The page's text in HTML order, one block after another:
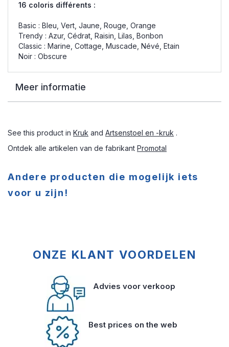
16 coloris différents :
Basic : Bleu, Vert, Jaune, Rouge, Orange
Trendy : Azur, Cédrat, Raisin, Lilas, Bonbon
Classic : Marine, Cottage, Muscade, Névé, Etain
Noir : Obscure
Meer informatie
See this product in Kruk and Artsenstoel en -kruk .
Ontdek alle artikelen van de fabrikant Promotal
Andere producten die mogelijk iets
voor u zijn!
ONZE KLANT VOORDELEN
Advies voor verkoop
Best prices on the web